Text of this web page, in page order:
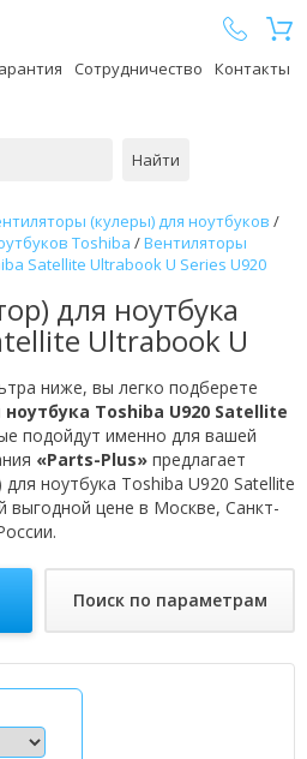
Сотрудничество Контакты
Найти
(кулеры) для ноутбуков /
Toshiba /Вентиляторы
Satellite Ultrabook U Series U920
для ноутбука
Ultrabook U
ниже, вы легко подберете
Toshiba U920 Satellite
подойдут именно для вашей
«Parts-Plus» предлагает
ноутбука Toshiba U920 Satellite
выгодной цене в Москве, Санкт-
Поиск по параметрам